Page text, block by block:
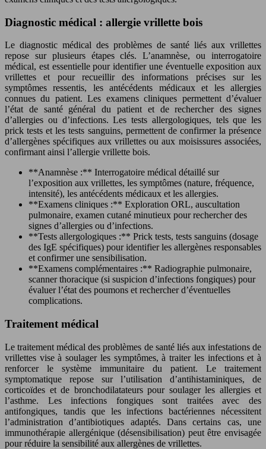
Diagnostic médical : allergie vrillette bois
Le diagnostic médical des problèmes de santé liés aux vrillettes
repose sur plusieurs étapes clés. L’anamnèse, ou interrogatoire
médical, est essentielle pour identifier une éventuelle exposition aux
vrillettes et pour recueillir des informations précises sur les
symptômes ressentis, les antécédents médicaux et les allergies
connues du patient. Les examens cliniques permettent d’évaluer
l’état de santé général du patient et de rechercher des signes
d’allergies ou d’infections. Les tests allergologiques, tels que les
prick tests et les tests sanguins, permettent de confirmer la présence
d’allergènes spécifiques aux vrillettes ou aux moisissures associées,
confirmant ainsi l’allergie vrillette bois.
**Anamnèse :** Interrogatoire médical détaillé sur
l’exposition aux vrillettes, les symptômes (nature, fréquence,
intensité), les antécédents médicaux et les allergies.
**Examens cliniques :** Exploration ORL, auscultation
pulmonaire, examen cutané minutieux pour rechercher des
signes d’allergies ou d’infections.
**Tests allergologiques :** Prick tests, tests sanguins (dosage
des IgE spécifiques) pour identifier les allergènes responsables
et confirmer une sensibilisation.
**Examens complémentaires :** Radiographie pulmonaire,
scanner thoracique (si suspicion d’infections fongiques) pour
évaluer l’état des poumons et rechercher d’éventuelles
complications.
Traitement médical
Le traitement médical des problèmes de santé liés aux infestations de
vrillettes vise à soulager les symptômes, à traiter les infections et à
renforcer le système immunitaire du patient. Le traitement
symptomatique repose sur l’utilisation d’antihistaminiques, de
corticoïdes et de bronchodilatateurs pour soulager les allergies et
l’asthme. Les infections fongiques sont traitées avec des
antifongiques, tandis que les infections bactériennes nécessitent
l’administration d’antibiotiques adaptés. Dans certains cas, une
immunothérapie allergénique (désensibilisation) peut être envisagée
pour réduire la sensibilité aux allergènes de vrillettes.